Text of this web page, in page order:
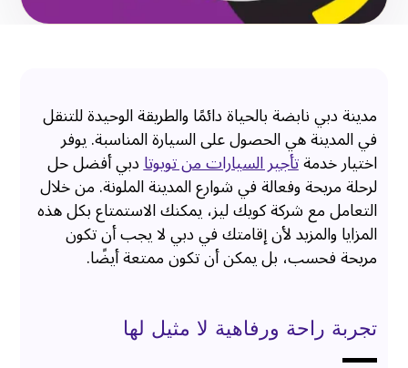
مدينة دبي نابضة بالحياة دائمًا والطريقة الوحيدة للتنقل
في المدينة هي الحصول على السيارة المناسبة. يوفر
اختيار خدمةتأجير السيارات من تويوتادبي أفضل حل
لرحلة مريحة وفعالة في شوارع المدينة الملونة. من خلال
التعامل مع شركة كويك ليز، يمكنك الاستمتاع بكل هذه
المزايا والمزيد لأن إقامتك في دبي لا يجب أن تكون
مريحة فحسب، بل يمكن أن تكون ممتعة أيضًا.
تجربة راحة ورفاهية لا مثيل لها